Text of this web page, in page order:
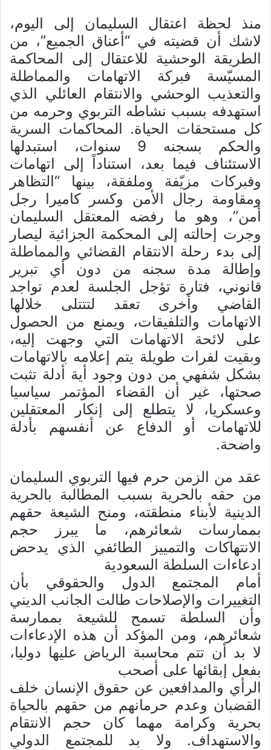
منذ لحظة اعتقال السليمان إلى اليوم،
لاشك أن قضيته في “أعناق الجميع”، من
الطريقة الوحشية للاعتقال إلى المحاكمة
المسيّسة فبركة الاتهامات والمماطلة
والتعذيب الوحشي والانتقام العائلي الذي
استهدفه بسبب نشاطه التربوي وحرمه من
كل مستحقات الحياة. المحاكمات السرية
والحكم بسجنه 9 سنوات، استبدلها
الاستئناف فيما بعد، استناداً إلى اتهامات
وفبركات مزيّفة وملفقة، بينها “التظاهر
ومقاومة رجال الأمن وكسر كاميرا رجل
أمن”، وهو ما رفضه المعتقل السليمان
وجرت إحالته إلى المحكمة الجزائية ليصار
إلى بدء رحلة الانتقام القضائي والمماطلة
وإطالة مدة سجنه من دون أي تبرير
قانوني، فتارة تؤجل الجلسة لعدم تواجد
القاضي وأخرى تعقد لتتتلى خلالها
الاتهامات والتلفيقات، ويمنع من الحصول
على لائحة الاتهامات التي وجهت إليه،
وبقيت لفرات طويلة يتم إعلامه بالاتهامات
بشكل شفهي من دون وجود أية أدلة تثبت
صحتها، غير أن القضاء المؤتمر سياسيا
وعسكريا، لا يتطلع إلى إنكار المعتقلين
للاتهامات أو الدفاع عن أنفسهم بأدلة
واضحة.
عقد من الزمن حرم فيها التربوي السليمان
من حقه بالحرية بسبب المطالبة بالحرية
الدينية لأبناء منطقته، ومنح الشيعة حقهم
بممارسات شعائرهم، ما يبرز حجم
الانتهاكات والتمييز الطائفي الذي يدحض
ادعاءات السلطة السعودية
أمام المجتمع الدول والحقوقي بأن
التغييرات والإصلاحات طالت الجانب الديني
وأن السلطة تسمح للشيعة بممارسة
شعائرهم، ومن المؤكد أن هذه الإدعاءات
لا بد أن تتم محاسبة الرياض عليها دوليا،
بفعل إبقائها على أصحب
الرأي والمدافعين عن حقوق الإنسان خلف
القضبان وعدم حرمانهم من حقهم بالحياة
بحرية وكرامة مهما كان حجم الانتقام
والاستهداف. ولا بد للمجتمع الدولي